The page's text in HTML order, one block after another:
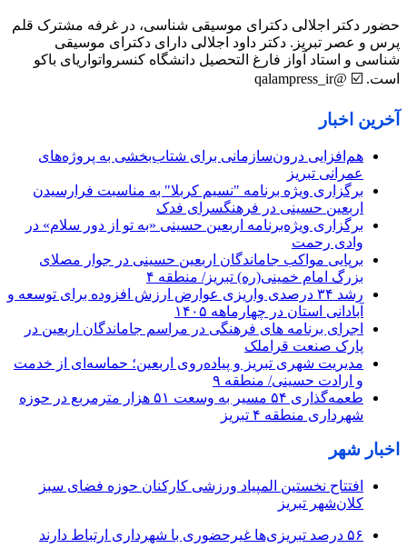
حضور دکتر اجلالی دکترای موسیقی شناسی، در غرفه مشترک قلم
پرس و عصر تبریز. دکتر داود اجلالی دارای دکترای موسیقی
شناسی و استاد آواز فارغ التحصیل دانشگاه کنسرواتواریای باکو
است. ☑️ @qalampress_ir
آخرین اخبار
هم‌افزایی درون‌سازمانی برای شتاب‌بخشی به پروژه‌های
عمرانی تبریز
برگزاری ویژه‌ برنامه "نسیم کربلا" به مناسبت فرارسیدن
اربعین حسینی در فرهنگسرای فدک
برگزاری ویژه‌برنامه اربعین حسینی «به تو از دور سلام» در
وادی رحمت
برپایی مواکب جاماندگان اربعین حسینی در جوار مصلای
بزرگ امام خمینی(ره) تبریز/ منطقه ۴
رشد ۳۴ درصدی واریزی عوارض ارزش افزوده برای توسعه و
آبادانی استان در چهارماهه ۱۴۰۵
اجرای برنامه های فرهنگی در مراسم جاماندگان اربعین در
پارک صنعت قراملک
مدیریت شهری تبریز و پیاده‌روی اربعین؛ حماسه‌ای از خدمت
و ارادت حسینی/ منطقه ۹
طعمه‌گذاری ۵۴ مسیر به وسعت ۵۱ هزار مترمربع در حوزه
شهرداری منطقه ۴ تبریز
اخبار شهر
افتتاح نخستین المپیاد ورزشی کارکنان حوزه فضای سبز
کلان‌شهر تبریز
۵۶ درصد تبریزی‌ها غیرحضوری با شهرداری ارتباط دارند